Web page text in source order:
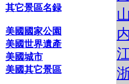
其它景區名録
美國國家公園
美國世界遺產
美國城市
美國其它景區